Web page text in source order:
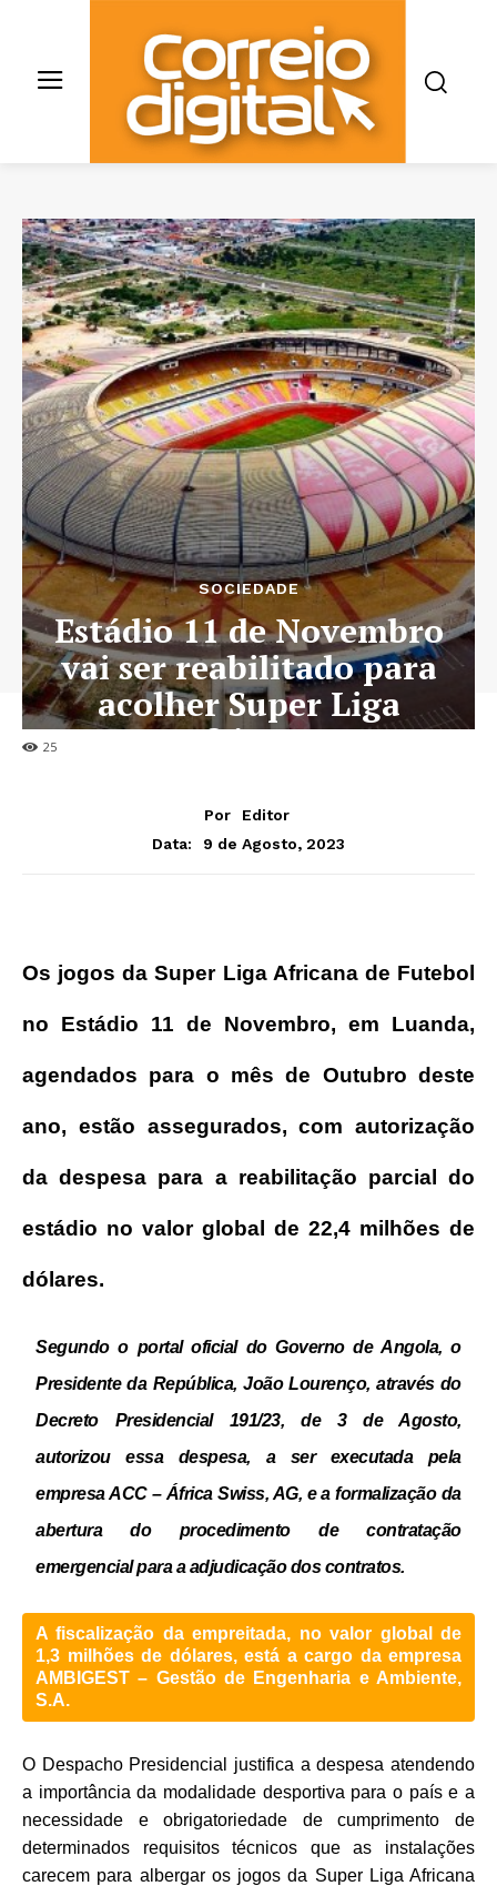
25
SOCIEDADE
Estádio 11 de Novembro
vai ser reabilitado para
acolher Super Liga
Africana
Por
Editor
Data:
9 de Agosto, 2023
Os jogos da Super Liga Africana de Futebol
no Estádio 11 de Novembro, em Luanda,
agendados para o mês de Outubro deste
ano, estão assegurados, com autorização
da despesa para a reabilitação parcial do
estádio no valor global de 22,4 milhões de
dólares.
Segundo o portal oficial do Governo de Angola, o
Presidente da República, João Lourenço, através do
Decreto Presidencial 191/23, de 3 de Agosto,
autorizou essa despesa, a ser executada pela
empresa ACC – África Swiss, AG, e a formalização da
abertura do procedimento de contratação
emergencial para a adjudicação dos contratos.
A fiscalização da empreitada, no valor global de
1,3 milhões de dólares, está a cargo da empresa
AMBIGEST – Gestão de Engenharia e Ambiente,
S.A.
O Despacho Presidencial justifica a despesa atendendo
a importância da modalidade desportiva para o país e a
necessidade e obrigatoriedade de cumprimento de
determinados requisitos técnicos que as instalações
carecem para albergar os jogos da Super Liga Africana